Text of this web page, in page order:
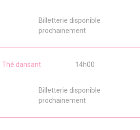
Billetterie disponible
prochainement
Thé dansant 14h00
Billetterie disponible
prochainement